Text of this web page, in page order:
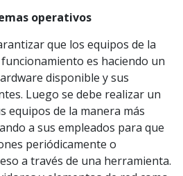
operativos
que los equipos de la
es haciendo un
disponible y sus
Luego se debe realizar un
equipos de la manera más
a sus empleados para que
periódicamente o
a través de una herramienta.